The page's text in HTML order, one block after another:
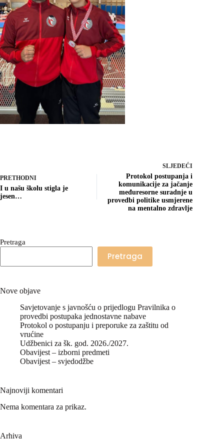
PRETHODNI
I u našu školu stigla je
jesen…
SLJEDEĆI
Protokol postupanja i
komunikacije za jačanje
međuresorne suradnje u
provedbi politike usmjerene
na mentalno zdravlje
Pretraga
Pretraga
Nove objave
Savjetovanje s javnošću o prijedlogu Pravilnika o
provedbi postupaka jednostavne nabave
Protokol o postupanju i preporuke za zaštitu od
vrućine
Udžbenici za šk. god. 2026./2027.
Obavijest – izborni predmeti
Obavijest – svjedodžbe
Najnoviji komentari
Nema komentara za prikaz.
Arhiva